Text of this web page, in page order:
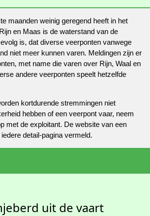
maanden weinig geregend heeft in het
en Maas is de waterstand van de
is, dat diverse veerponten vanwege
niet meer kunnen varen. Meldingen zijn er
met name die varen over Rijn, Waal en
andere veerponten speelt hetzelfde
kortdurende stremmingen niet
hebben of een veerpont vaar, neem
met de exploitant. De website van een
detail-pagina vermeld.
uit de vaart